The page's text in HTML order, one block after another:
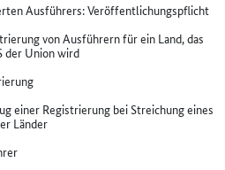
Ausführers: Veröffentlichungspflicht
von Ausführern für ein Land, das
der Union wird
einer Registrierung bei Streichung eines
Länder